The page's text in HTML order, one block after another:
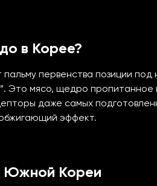
в Корее?
первенства позиции под
Это мясо, щедро
даже самых
эффект.
Южной Кореи